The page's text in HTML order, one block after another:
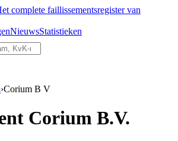
complete faillissementsregister van
NieuwsStatistieken
›Corium B V
Corium B.V.